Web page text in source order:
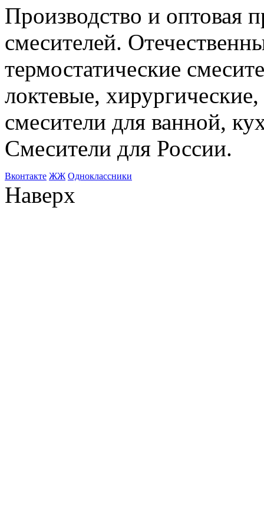
Производство и оптовая
смесителей.
термостатические
локтевые,
смесители для ванной,
Смесители для России.
Bконтакте ЖЖ Одноклассники
Наверх